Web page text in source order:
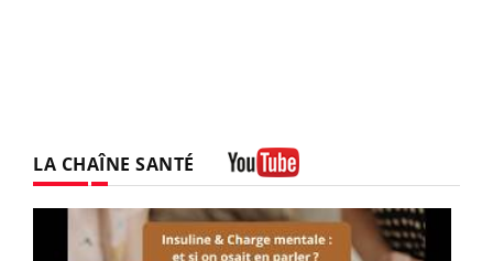
LA CHAÎNE SANTÉ